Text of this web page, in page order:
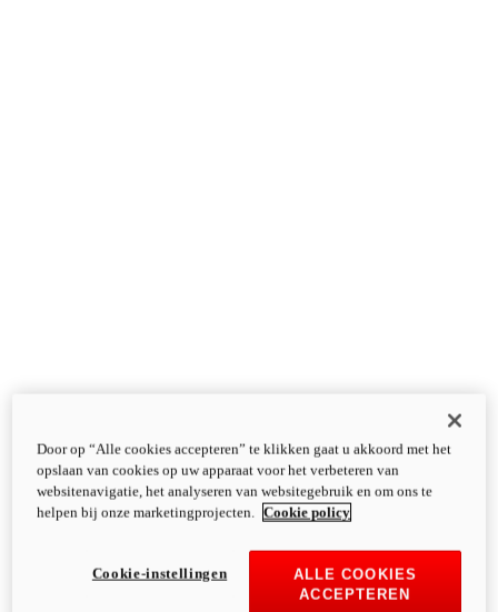
Door op “Alle cookies accepteren” te klikken gaat u akkoord met het
opslaan van cookies op uw apparaat voor het verbeteren van
websitenavigatie, het analyseren van websitegebruik en om ons te
helpen bij onze marketingprojecten.
Cookie policy
ALLE COOKIES
ACCEPTEREN
Cookie-instellingen